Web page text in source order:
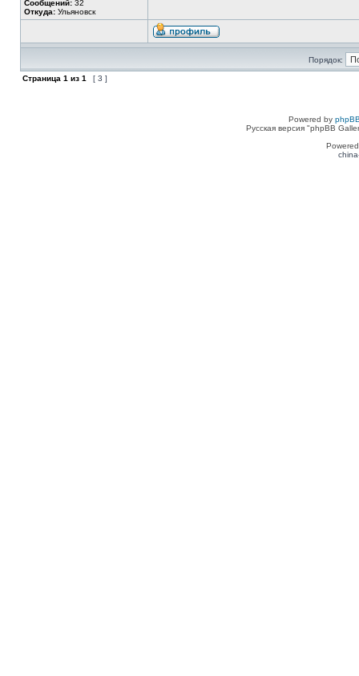
Сообщений: 32
Откуда: Ульяновск
Порядок:
Страница 1 из 1 [ 3 ]
Powered by
Русская версия "phpBB